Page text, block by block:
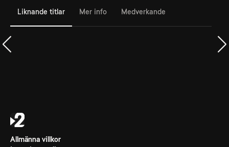
Liknande titlar Mer info Medverkande
Allmänna villkor